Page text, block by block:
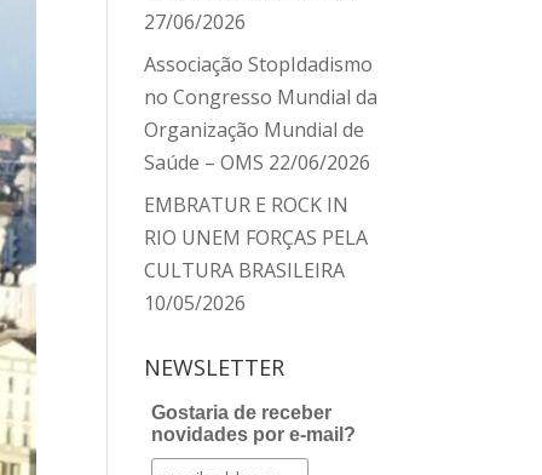
27/06/2026
Associação StopIdadismo
no Congresso Mundial da
Organização Mundial de
Saúde – OMS 22/06/2026
EMBRATUR E ROCK IN
RIO UNEM FORÇAS PELA
CULTURA BRASILEIRA
10/05/2026
NEWSLETTER
Gostaria de receber
novidades por e-mail?